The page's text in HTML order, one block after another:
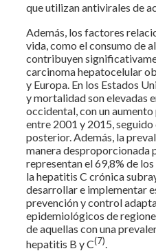
que utilizan antivirales de
Además, los factores
vida, como el consumo de
contribuyen
carcinoma hepatocelular
y Europa. En los Estados
y mortalidad son elevadas
occidental, con un
entre 2001 y 2015, seguido
posterior. Además, la
manera desproporcionada
representan el 69,8% de
la hepatitis C crónica
desarrollar e implementar
prevención y control
epidemiológicos de
de aquellas con una
hepatitis B y C(7).